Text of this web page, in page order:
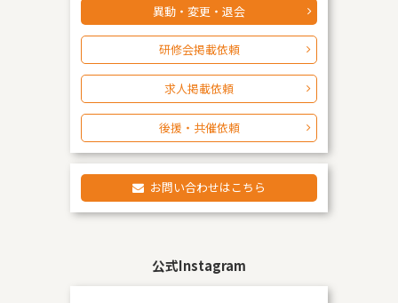
異動・変更・退会
研修会掲載依頼
求人掲載依頼
後援・共催依頼
お問い合わせはこちら
公式Instagram